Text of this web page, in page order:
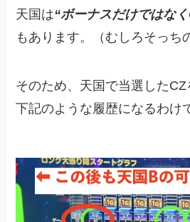
天国は“ボーナスだけではな
もあります。（むしろそっち
そのため、天国で当選した
下記のような履歴になるわけ